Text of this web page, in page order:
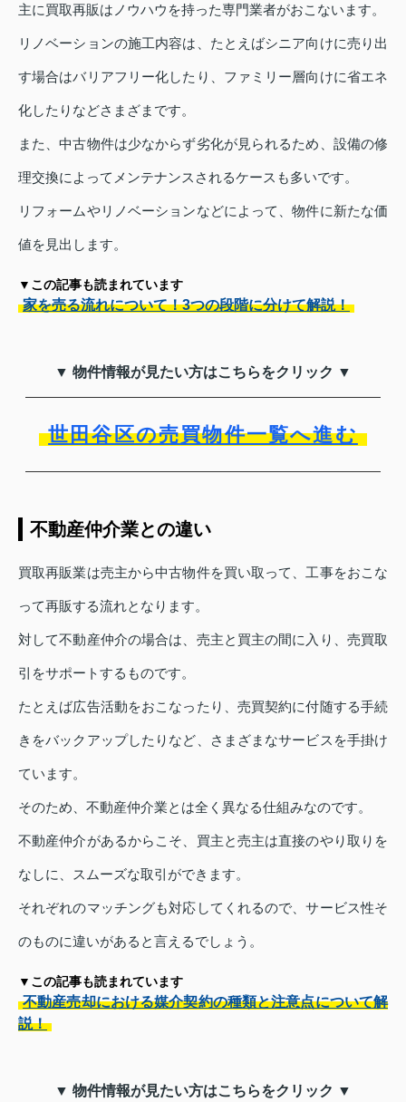
主に買取再販はノウハウを持った専門業者がおこないます。
リノベーションの施工内容は、たとえばシニア向けに売り出
す場合はバリアフリー化したり、ファミリー層向けに省エネ
化したりなどさまざまです。
また、中古物件は少なからず劣化が見られるため、設備の修
理交換によってメンテナンスされるケースも多いです。
リフォームやリノベーションなどによって、物件に新たな価
値を見出します。
▼この記事も読まれています
家を売る流れについて！3つの段階に分けて解説！
▼ 物件情報が見たい方はこちらをクリック ▼
世田谷区の売買物件一覧へ進む
不動産仲介業との違い
買取再販業は売主から中古物件を買い取って、工事をおこな
って再販する流れとなります。
対して不動産仲介の場合は、売主と買主の間に入り、売買取
引をサポートするものです。
たとえば広告活動をおこなったり、売買契約に付随する手続
きをバックアップしたりなど、さまざまなサービスを手掛け
ています。
そのため、不動産仲介業とは全く異なる仕組みなのです。
不動産仲介があるからこそ、買主と売主は直接のやり取りを
なしに、スムーズな取引ができます。
それぞれのマッチングも対応してくれるので、サービス性そ
のものに違いがあると言えるでしょう。
▼この記事も読まれています
不動産売却における媒介契約の種類と注意点について解
説！
▼ 物件情報が見たい方はこちらをクリック ▼